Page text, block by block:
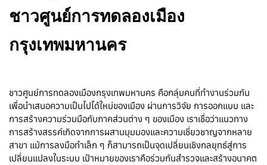
ชาวศูนย์การทดลองเมือง
กรุงเทพมหานคร
ชาวศูนย์การทดลองเมืองกรุงเทพมหานคร คือกลุ่มคนที่ทำงานร่วมกัน
เพื่อนำเสนอความเป็นไปได้ใหม่ของเมือง ผ่านการวิจัย การออกแบบ และ
การสร้างความร่วมมือกับภาคส่วนต่าง ๆ ของเมือง เราเชื่อว่าแนวทาง
การสร้างสรรค์เกิดจากการผสานมุมมองและความเชี่ยวชาญจากหลาย
สาขา แม้การลงมือทำเล็ก ๆ ก็สามารถเป็นจุดเปลี่ยนเชิงกลยุทธ์สู่การ
เปลี่ยนแปลงในระบบ เป้าหมายของเราคือร่วมกันสำรวจและสร้างอนาคต